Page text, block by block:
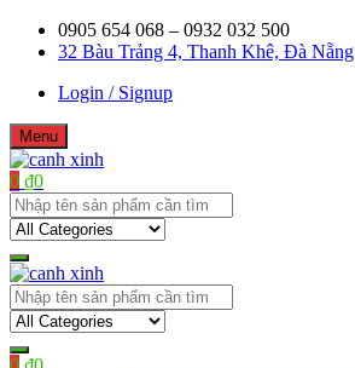
Skip
0905 654 068 – 0932 032 500
32 Bàu Trảng 4, Thanh Khê, Đà Nẵng
Login / Signup
Menu
canh xinh
Shop bán manơcanh, phụ kiện mở shop
0 ₫0
canh xinh
Shop bán manơcanh, phụ kiện mở shop